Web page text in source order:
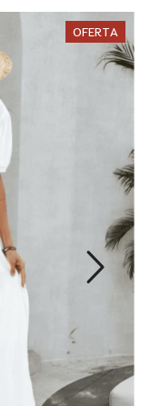
OFERTA